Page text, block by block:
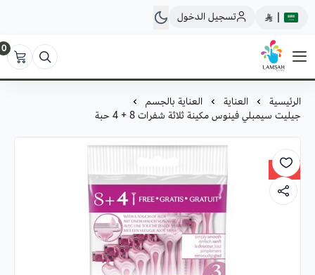
| تسجيل الدخول
لمسة ستور
0
الرئيسية العناية
العناية بالجسم
جيليت سيمبلي فينوس مكينة ثلاثة شفرات 8 + 4 حبة
52%